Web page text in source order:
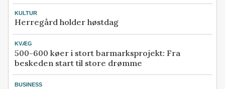
KULTUR
Herregård holder høstdag
KVÆG
500-600 køer i stort barmarksprojekt: Fra
beskeden start til store drømme
BUSINESS